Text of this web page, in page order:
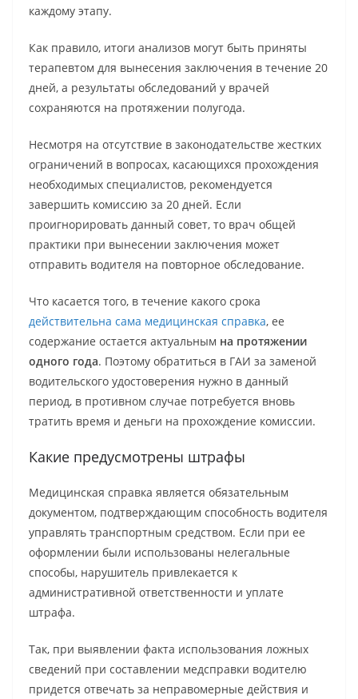
каждому этапу.
Как правило, итоги анализов могут быть приняты
терапевтом для вынесения заключения в течение 20
дней, а результаты обследований у врачей
сохраняются на протяжении полугода.
Несмотря на отсутствие в законодательстве жестких
ограничений в вопросах, касающихся прохождения
необходимых специалистов, рекомендуется
завершить комиссию за 20 дней. Если
проигнорировать данный совет, то врач общей
практики при вынесении заключения может
отправить водителя на повторное обследование.
Что касается того, в течение какого срока
действительна сама медицинская справка, ее
содержание остается актуальным на протяжении
одного года. Поэтому обратиться в ГАИ за заменой
водительского удостоверения нужно в данный
период, в противном случае потребуется вновь
тратить время и деньги на прохождение комиссии.
Какие предусмотрены штрафы
Медицинская справка является обязательным
документом, подтверждающим способность водителя
управлять транспортным средством. Если при ее
оформлении были использованы нелегальные
способы, нарушитель привлекается к
административной ответственности и уплате
штрафа.
Так, при выявлении факта использования ложных
сведений при составлении медсправки водителю
придется отвечать за неправомерные действия и